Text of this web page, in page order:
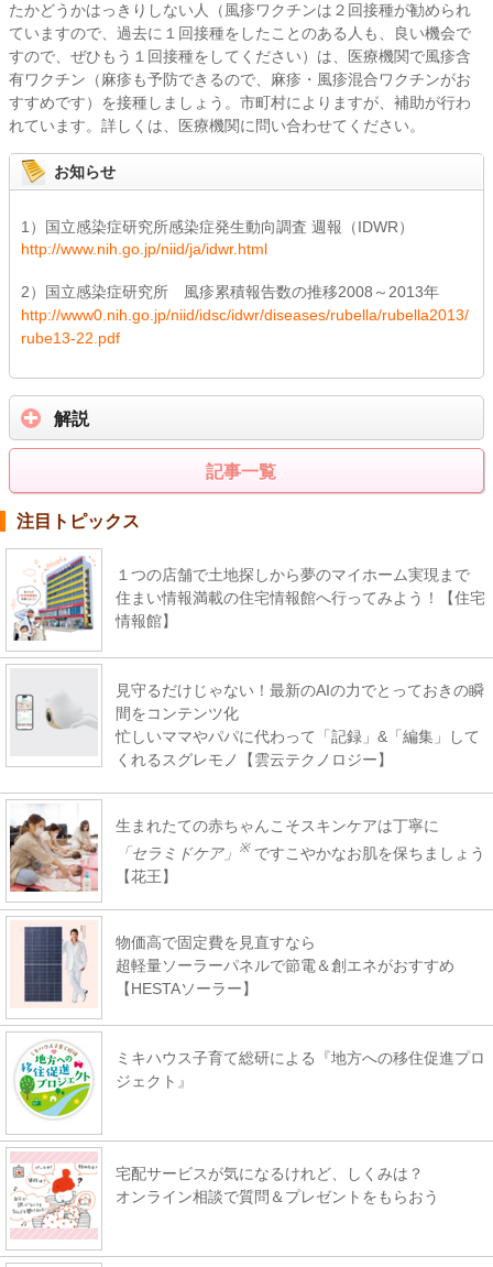
たかどうかはっきりしない人（風疹ワクチンは２回接種が勧められ
ていますので、過去に１回接種をしたことのある人も、良い機会で
すので、ぜひもう１回接種をしてください）は、医療機関で風疹含
有ワクチン（麻疹も予防できるので、麻疹・風疹混合ワクチンがお
すすめです）を接種しましょう。市町村によりますが、補助が行わ
れています。詳しくは、医療機関に問い合わせてください。
お知らせ
1）国立感染症研究所感染症発生動向調査 週報（IDWR）
http://www.nih.go.jp/niid/ja/idwr.html
2）国立感染症研究所 風疹累積報告数の推移2008～2013年
http://www0.nih.go.jp/niid/idsc/idwr/diseases/rubella/rubella2013/
rube13-22.pdf
解説
記事一覧
注目トピックス
１つの店舗で土地探しから夢のマイホーム実現まで
住まい情報満載の住宅情報館へ行ってみよう！【住宅
情報館】
見守るだけじゃない！最新のAIの力でとっておきの瞬
間をコンテンツ化
忙しいママやパパに代わって「記録」&「編集」して
くれるスグレモノ【雲云テクノロジー】
生まれたての赤ちゃんこそスキンケアは丁寧に
「セラミドケア」
※ ですこやかなお肌を保ちましょう
【花王】
物価高で固定費を見直すなら
超軽量ソーラーパネルで節電＆創エネがおすすめ
【HESTAソーラー】
ミキハウス子育て総研による『地方への移住促進プロ
ジェクト』
宅配サービスが気になるけれど、しくみは？
オンライン相談で質問＆プレゼントをもらおう